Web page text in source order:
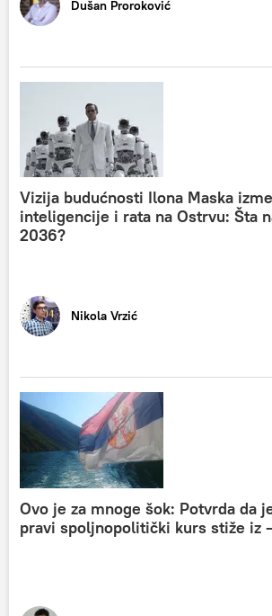
Dušan Proroković
Vizija budućnosti Ilona Maska
inteligencije i rata na Ostrvu: Šta
2036?
Nikola Vrzić
Ovo je za mnoge šok: Potvrda da
pravi spoljnopolitički kurs stiže iz